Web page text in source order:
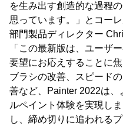
を生み出す創造的な過程
思っています。」とコー
部門製品ディレクター
「この最新版は、ユーザ
要望にお応えすることに
ブラシの改善、スピード
善など、Painter 2022は、
ルペイント体験を実現し
し、締め切りに追われる